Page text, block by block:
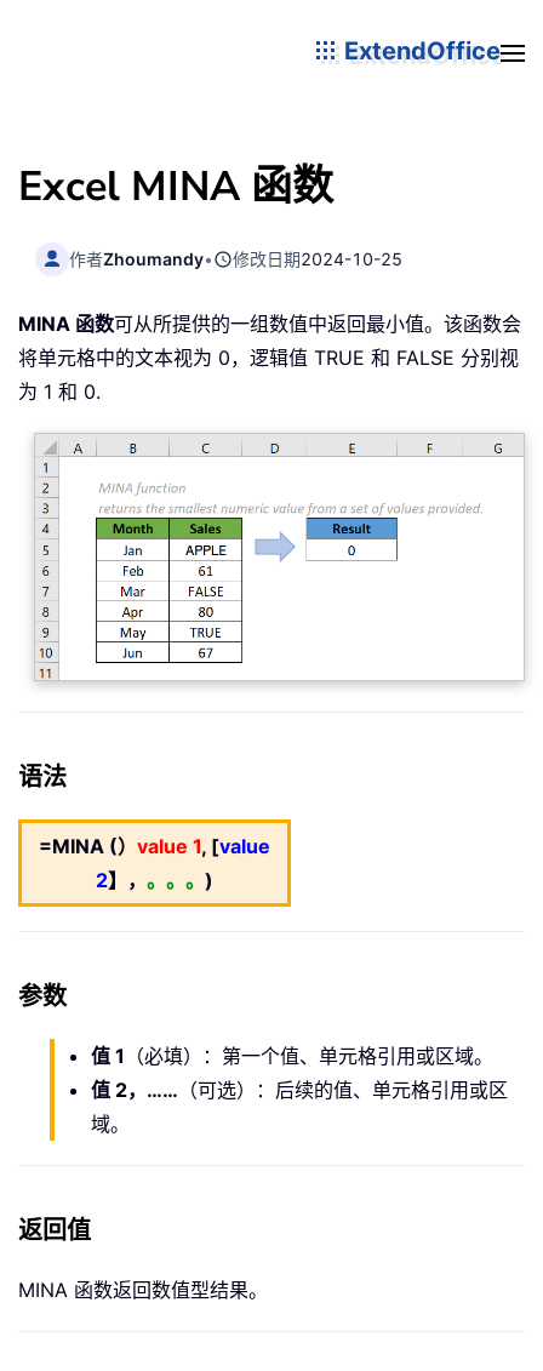
ExtendOffice
Excel MINA 函数
作者Zhoumandy• 修改日期2024-10-25
MINA 函数可从所提供的一组数值中返回最小值。该函数会
将单元格中的文本视为 0，逻辑值 TRUE 和 FALSE 分别视
为 1 和 0.
语法
=MINA (） value 1, [value
2】， 。。。 )
参数
值 1 （必填）：第一个值、单元格引用或区域。
值 2，…… （可选）：后续的值、单元格引用或区
域。
返回值
MINA 函数返回数值型结果。